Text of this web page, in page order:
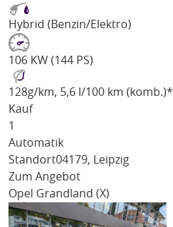
Hybrid (Benzin/Elektro)
106 KW (144 PS)
128g/km, 5,6 l/100 km (komb.)*
Kauf
1
Automatik
Standort04179, Leipzig
Zum Angebot
Opel Grandland (X)